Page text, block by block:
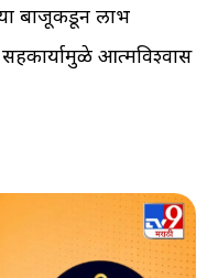
बाजूकडून लाभ
आत्मविश्वास